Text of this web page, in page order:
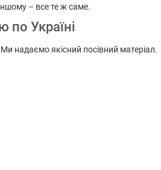
– все те ж саме.
по Україні
надаємо якісний посівний матеріал.